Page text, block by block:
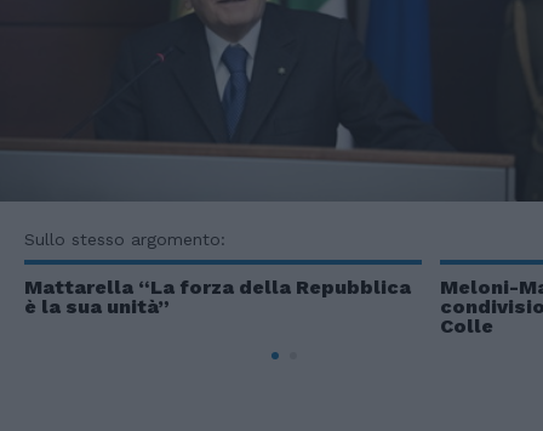
Sullo stesso argomento:
Mattarella “La forza della Repubblica
è la sua unità”
Meloni-
Colle